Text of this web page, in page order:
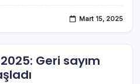
Mart 15, 2025
Geri sayım